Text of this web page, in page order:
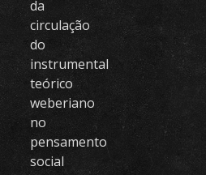
da
circulação
do
instrumental
teórico
weberiano
no
pensamento
social